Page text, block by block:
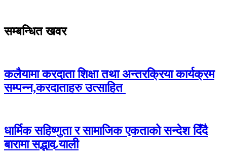
सम्बन्धित खवर
कलैयामा करदाता शिक्षा तथा अन्तरक्रिया कार्यक्रम
सम्पन्न,करदाताहरु उत्साहित
धार्मिक सहिष्णुता र सामाजिक एकताको सन्देश दिँदै
बारामा सद्भाव र्‍याली